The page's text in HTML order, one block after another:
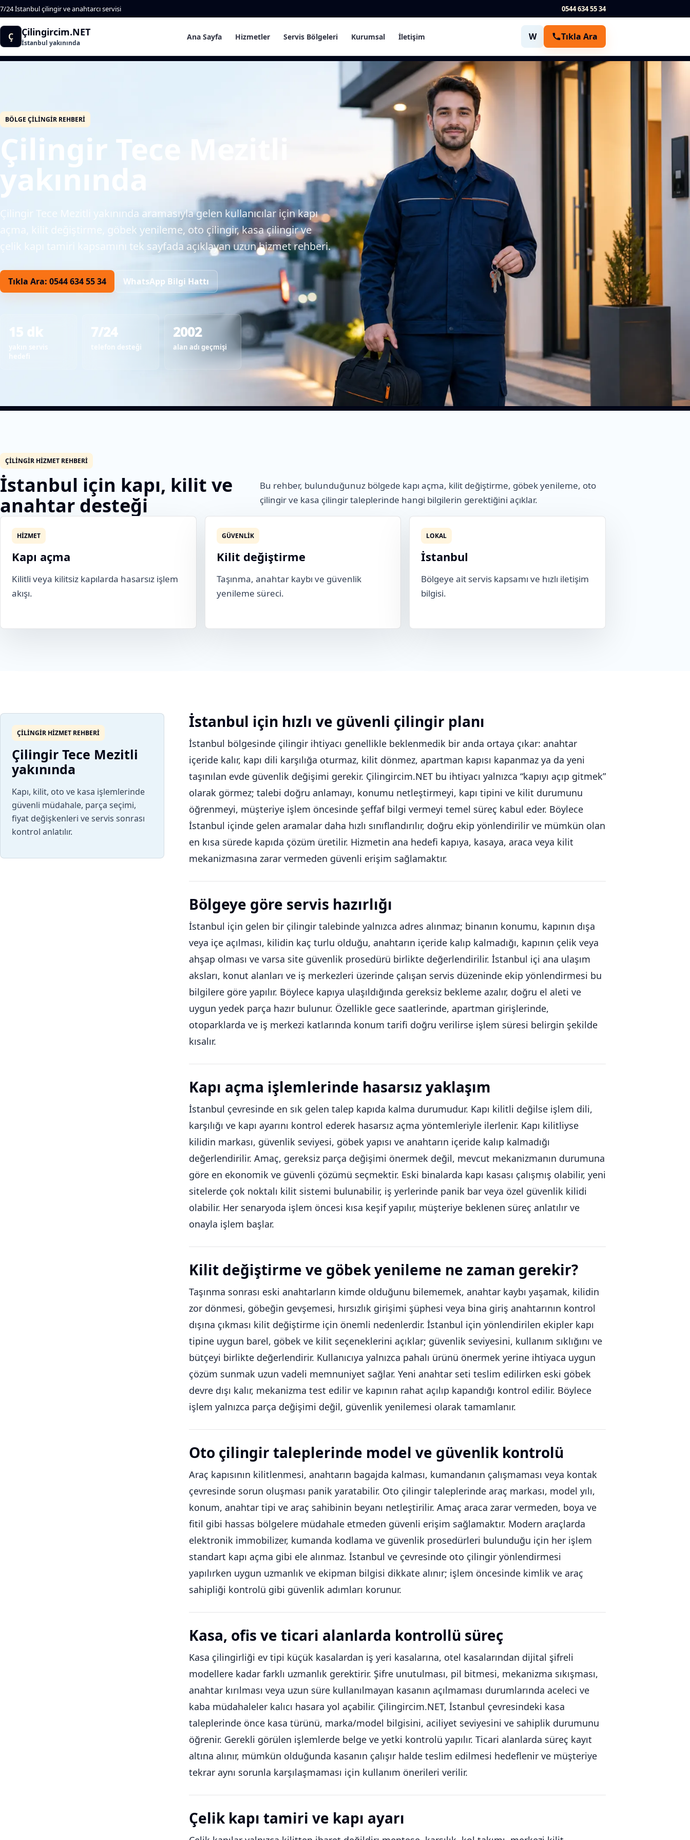
7/24 İstanbul çilingir ve anahtarcı servisi 0544 634 55 34
Ç Çilingircim.NET
İstanbul yakınında
Ana Sayfa Hizmetler Servis Bölgeleri Kurumsal İletişim W Tıkla Ara
BÖLGE ÇILINGIR REHBERI
Çilingir Tece Mezitli
yakınında
Çilingir Tece Mezitli yakınında aramasıyla gelen kullanıcılar için kapı
açma, kilit değiştirme, göbek yenileme, oto çilingir, kasa çilingir ve
çelik kapı tamiri kapsamını tek sayfada açıklayan uzun hizmet rehberi.
Tıkla Ara: 0544 634 55 34 WhatsApp Bilgi Hattı
7/24
telefon desteği
2002
alan adı geçmişi
ÇILINGIR HIZMET REHBERI
İstanbul için kapı, kilit ve
anahtar desteği
Bu rehber, bulunduğunuz bölgede kapı açma, kilit değiştirme, göbek yenileme, oto
çilingir ve kasa çilingir taleplerinde hangi bilgilerin gerektiğini açıklar.
HIZMET
Kapı açma
Kilitli veya kilitsiz kapılarda hasarsız işlem
akışı.
GÜVENLIK
Kilit değiştirme
Taşınma, anahtar kaybı ve güvenlik
yenileme süreci.
LOKAL
İstanbul
Bölgeye ait servis kapsamı ve hızlı iletişim
bilgisi.
ÇILINGIR HIZMET REHBERI
Çilingir Tece Mezitli
yakınında
Kapı, kilit, oto ve kasa işlemlerinde
güvenli müdahale, parça seçimi,
fiyat değişkenleri ve servis sonrası
kontrol anlatılır.
İstanbul için hızlı ve güvenli çilingir planı
İstanbul bölgesinde çilingir ihtiyacı genellikle beklenmedik bir anda ortaya çıkar: anahtar
içeride kalır, kapı dili karşılığa oturmaz, kilit dönmez, apartman kapısı kapanmaz ya da yeni
taşınılan evde güvenlik değişimi gerekir. Çilingircim.NET bu ihtiyacı yalnızca “kapıyı açıp gitmek”
olarak görmez; talebi doğru anlamayı, konumu netleştirmeyi, kapı tipini ve kilit durumunu
öğrenmeyi, müşteriye işlem öncesinde şeffaf bilgi vermeyi temel süreç kabul eder. Böylece
İstanbul içinde gelen aramalar daha hızlı sınıflandırılır, doğru ekip yönlendirilir ve mümkün olan
en kısa sürede kapıda çözüm üretilir. Hizmetin ana hedefi kapıya, kasaya, araca veya kilit
mekanizmasına zarar vermeden güvenli erişim sağlamaktır.
Bölgeye göre servis hazırlığı
İstanbul için gelen bir çilingir talebinde yalnızca adres alınmaz; binanın konumu, kapının dışa
veya içe açılması, kilidin kaç turlu olduğu, anahtarın içeride kalıp kalmadığı, kapının çelik veya
ahşap olması ve varsa site güvenlik prosedürü birlikte değerlendirilir. İstanbul içi ana ulaşım
aksları, konut alanları ve iş merkezleri üzerinde çalışan servis düzeninde ekip yönlendirmesi bu
bilgilere göre yapılır. Böylece kapıya ulaşıldığında gereksiz bekleme azalır, doğru el aleti ve
uygun yedek parça hazır bulunur. Özellikle gece saatlerinde, apartman girişlerinde,
otoparklarda ve iş merkezi katlarında konum tarifi doğru verilirse işlem süresi belirgin şekilde
kısalır.
Kapı açma işlemlerinde hasarsız yaklaşım
İstanbul çevresinde en sık gelen talep kapıda kalma durumudur. Kapı kilitli değilse işlem dili,
karşılığı ve kapı ayarını kontrol ederek hasarsız açma yöntemleriyle ilerlenir. Kapı kilitliyse
kilidin markası, güvenlik seviyesi, göbek yapısı ve anahtarın içeride kalıp kalmadığı
değerlendirilir. Amaç, gereksiz parça değişimi önermek değil, mevcut mekanizmanın durumuna
göre en ekonomik ve güvenli çözümü seçmektir. Eski binalarda kapı kasası çalışmış olabilir, yeni
sitelerde çok noktalı kilit sistemi bulunabilir, iş yerlerinde panik bar veya özel güvenlik kilidi
olabilir. Her senaryoda işlem öncesi kısa keşif yapılır, müşteriye beklenen süreç anlatılır ve
onayla işlem başlar.
Kilit değiştirme ve göbek yenileme ne zaman gerekir?
Taşınma sonrası eski anahtarların kimde olduğunu bilememek, anahtar kaybı yaşamak, kilidin
zor dönmesi, göbeğin gevşemesi, hırsızlık girişimi şüphesi veya bina giriş anahtarının kontrol
dışına çıkması kilit değiştirme için önemli nedenlerdir. İstanbul için yönlendirilen ekipler kapı
tipine uygun barel, göbek ve kilit seçeneklerini açıklar; güvenlik seviyesini, kullanım sıklığını ve
bütçeyi birlikte değerlendirir. Kullanıcıya yalnızca pahalı ürünü önermek yerine ihtiyaca uygun
çözüm sunmak uzun vadeli memnuniyet sağlar. Yeni anahtar seti teslim edilirken eski göbek
devre dışı kalır, mekanizma test edilir ve kapının rahat açılıp kapandığı kontrol edilir. Böylece
işlem yalnızca parça değişimi değil, güvenlik yenilemesi olarak tamamlanır.
Oto çilingir taleplerinde model ve güvenlik kontrolü
Araç kapısının kilitlenmesi, anahtarın bagajda kalması, kumandanın çalışmaması veya kontak
çevresinde sorun oluşması panik yaratabilir. Oto çilingir taleplerinde araç markası, model yılı,
konum, anahtar tipi ve araç sahibinin beyanı netleştirilir. Amaç araca zarar vermeden, boya ve
fitil gibi hassas bölgelere müdahale etmeden güvenli erişim sağlamaktır. Modern araçlarda
elektronik immobilizer, kumanda kodlama ve güvenlik prosedürleri bulunduğu için her işlem
standart kapı açma gibi ele alınmaz. İstanbul ve çevresinde oto çilingir yönlendirmesi
yapılırken uygun uzmanlık ve ekipman bilgisi dikkate alınır; işlem öncesinde kimlik ve araç
sahipliği kontrolü gibi güvenlik adımları korunur.
Kasa, ofis ve ticari alanlarda kontrollü süreç
Kasa çilingirliği ev tipi küçük kasalardan iş yeri kasalarına, otel kasalarından dijital şifreli
modellere kadar farklı uzmanlık gerektirir. Şifre unutulması, pil bitmesi, mekanizma sıkışması,
anahtar kırılması veya uzun süre kullanılmayan kasanın açılmaması durumlarında aceleci ve
kaba müdahaleler kalıcı hasara yol açabilir. Çilingircim.NET, İstanbul çevresindeki kasa
taleplerinde önce kasa türünü, marka/model bilgisini, aciliyet seviyesini ve sahiplik durumunu
öğrenir. Gerekli görülen işlemlerde belge ve yetki kontrolü yapılır. Ticari alanlarda süreç kayıt
altına alınır, mümkün olduğunda kasanın çalışır halde teslim edilmesi hedeflenir ve müşteriye
tekrar aynı sorunla karşılaşmaması için kullanım önerileri verilir.
Çelik kapı tamiri ve kapı ayarı